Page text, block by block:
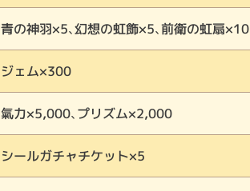
青の神羽×5、幻想の虹飾×5、前衛の虹扇×10
ジェム×300
氣力×5,000、プリズム×2,000
シールガチャチケット×5